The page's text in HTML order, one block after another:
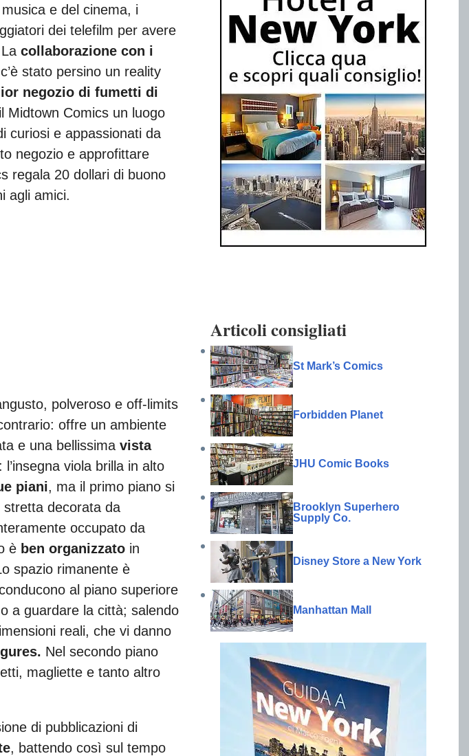
Articoli consigliati
St Mark’s Comics
Forbidden Planet
JHU Comic Books
Brooklyn Superhero
Supply Co.
Disney Store a New York
Manhattan Mall
e del cinema, i
dei telefilm per avere
collaborazione con i
stato persino un reality
negozio di fumetti di
Midtown Comics un luogo
curiosi e appassionati da
negozio e approfittare
regala 20 dollari di buono
agli amici.
polveroso e off-limits
offre un ambiente
e una bellissima vista
viola brilla in alto
piani, ma il primo piano si
stretta decorata da
occupato da
è ben organizzato in
spazio rimanente è
al piano superiore
a guardare la città; salendo
reali, che vi danno
Nel secondo piano
magliette e tanto altro
di pubblicazioni di
, battendo così sul tempo